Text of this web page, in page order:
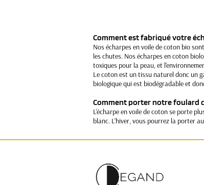
Comment est fabriqué votre
Nos écharpes en voile de coton bio
les chutes. Nos écharpes en coton
toxiques pour la peau, et
Le coton est un tissu naturel donc un
biologique qui est biodégradable et
Comment porter notre foulard
L'écharpe en voile de coton se porte
blanc. L'hiver, vous pourrez la porter